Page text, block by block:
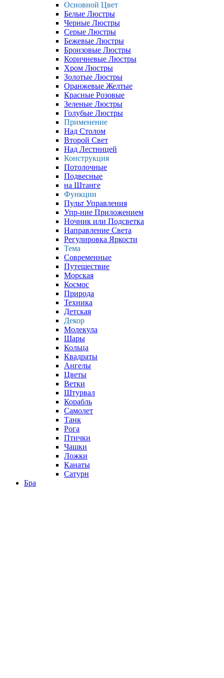
Основной Цвет
Белые Люстры
Черные Люстры
Серые Люстры
Бежевые Люстры
Бронзовые Люстры
Коричневые Люстры
Хром Люстры
Золотые Люстры
Оранжевые Желтые
Красные Розовые
Зеленые Люстры
Голубые Люстры
Применение
Над Столом
Второй Свет
Над Лестницей
Конструкция
Потолочные
Подвесные
на Штанге
Функции
Пульт Управления
Упр-ние Приложением
Ночник или Подсветка
Направление Света
Регулировка Яркости
Тема
Современные
Путешествие
Морская
Космос
Природа
Техника
Детская
Декор
Молекула
Шары
Кольца
Квадраты
Ангелы
Цветы
Ветки
Штурвал
Корабль
Самолет
Танк
Рога
Птички
Чашки
Ложки
Канаты
Сатурн
Бра